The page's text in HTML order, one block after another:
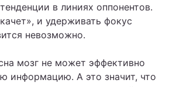
в линиях оппонентов.
и удерживать фокус
невозможно.
мозг не может эффективно
информацию. А это значит, что